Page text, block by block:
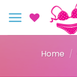
naar
Home /